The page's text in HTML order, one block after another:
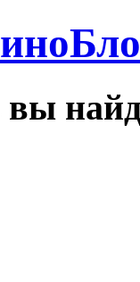
вы